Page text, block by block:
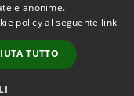
© 2026 • Comune di
del Giudice • Powered by
•
Accesso
redazione
e anonime.
policy al seguente link
TUTTO